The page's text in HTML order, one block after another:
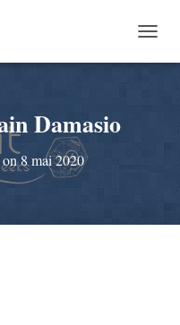
U
Damasio
on8 mai 2020